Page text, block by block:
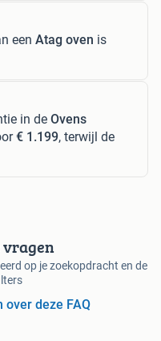
een Atag oven is
in de Ovens
€ 1.199, terwijl de
vragen
op je zoekopdracht en de
over deze FAQ